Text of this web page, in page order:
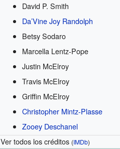
David P. Smith
Da’Vine Joy Randolph
Betsy Sodaro
Marcella Lentz-Pope
Justin McElroy
Travis McElroy
Griffin McElroy
Christopher Mintz-Plasse
Zooey Deschanel
Ver todos los créditos (IMDb)